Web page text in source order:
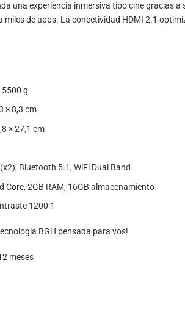
una experiencia inmersiva tipo cine gracias a
de apps. La conectividad HDMI 2.1
g
× 8,3 cm
× 27,1 cm
Bluetooth 5.1, WiFi Dual Band
Core, 2GB RAM, 16GB almacenamiento
1200:1
BGH pensada para vos!
meses